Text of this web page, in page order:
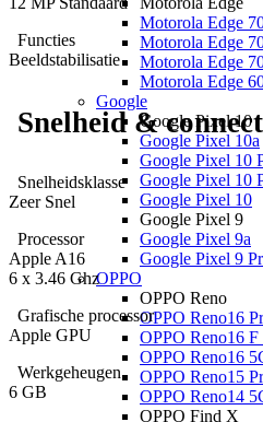
Motorola Edge
Motorola Edge
Motorola Edge
Motorola Edge
Google
Google Pixel 10
Google Pixel 10a
Google Pixel 10
Google Pixel 10
Google Pixel 10
Google Pixel 9
Google Pixel 9a
Google Pixel 9
OPPO
OPPO Reno
OPPO Reno16
OPPO Reno16 F
OPPO Reno16
OPPO Reno15
OPPO Reno14
OPPO Find X
Functies
Beeldstabilisatie
Snelheid &
Snelheidsklasse
Zeer Snel
Processor
Apple A16
6 x 3.46 Ghz
Grafische processor
Apple GPU
Werkgeheugen
6 GB